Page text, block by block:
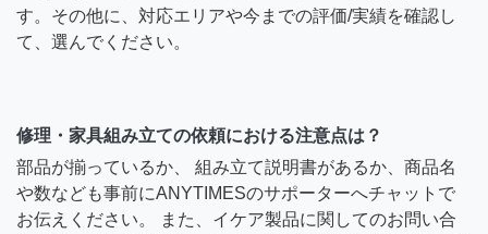
す。その他に、対応エリアや今までの評価/実績を確認し
て、選んでください。
修理・家具組み立ての依頼における注意点は？
部品が揃っているか、 組み立て説明書があるか、商品名
や数なども事前にANYTIMESのサポーターへチャットで
お伝えください。 また、イケア製品に関してのお問い合